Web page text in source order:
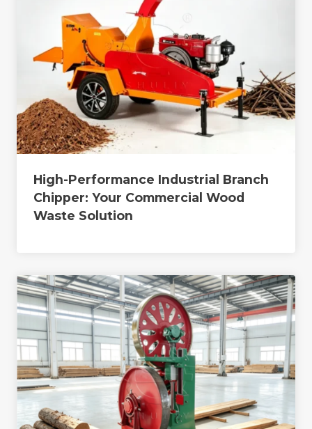
High-Performance Industrial Branch
Chipper: Your Commercial Wood
Waste Solution